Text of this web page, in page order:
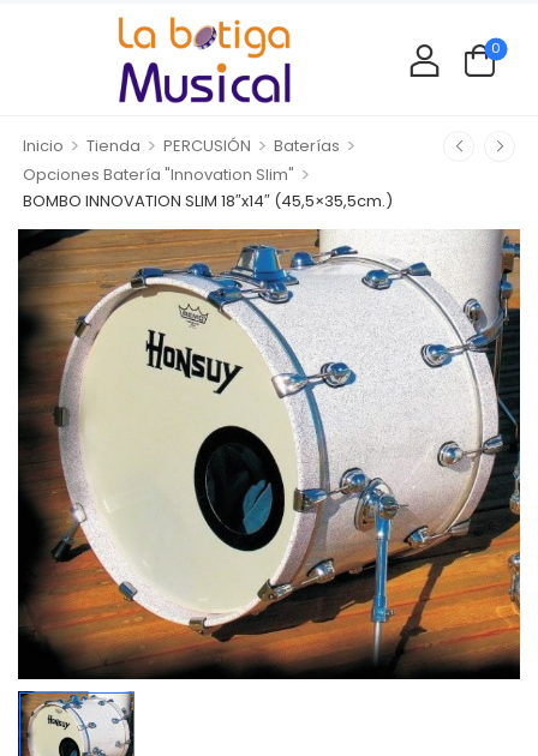
0
Inicio > Tienda > PERCUSIÓN > Baterías >
Opciones Batería "Innovation Slim" >
BOMBO INNOVATION SLIM 18″x14″ (45,5×35,5cm.)